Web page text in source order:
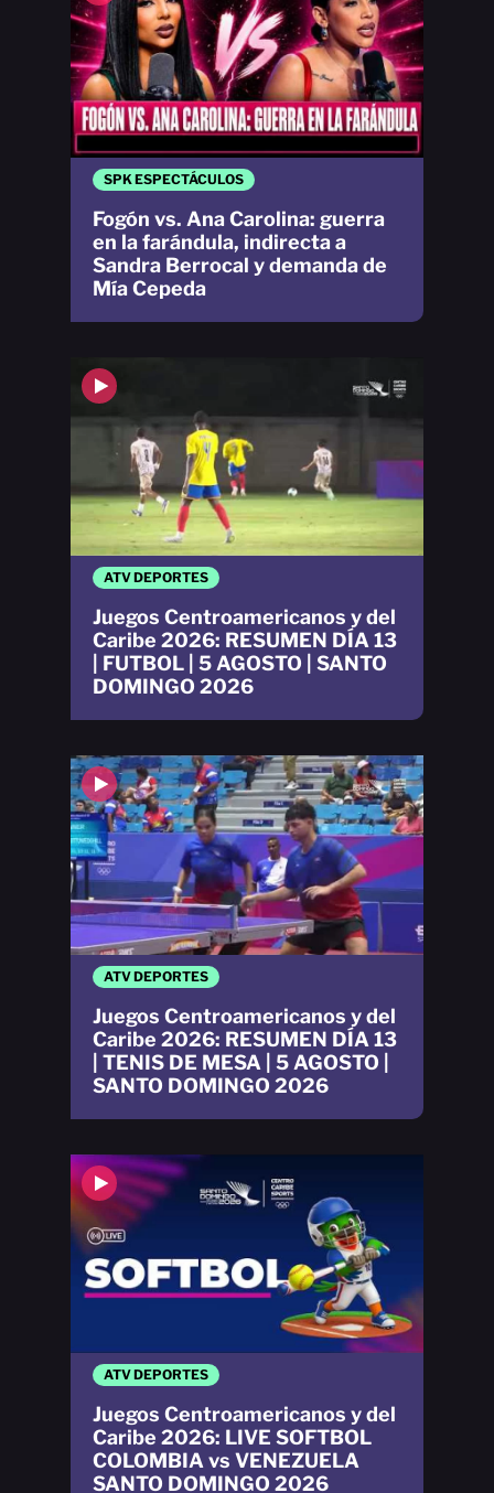
ATV DEPORTES
Juegos Centroamericanos y del
Caribe 2026: RESUMEN DÍA 13
| TENIS DE MESA | 5 AGOSTO |
SANTO DOMINGO 2026
ATV DEPORTES
Juegos Centroamericanos y del
Caribe 2026: RESUMEN DÍA 13
| FUTBOL | 5 AGOSTO | SANTO
DOMINGO 2026
SPK ESPECTÁCULOS
Fogón vs. Ana Carolina: guerra
en la farándula, indirecta a
Sandra Berrocal y demanda de
Mía Cepeda
ATV DEPORTES
Juegos Centroamericanos y del
Caribe 2026: LIVE SOFTBOL
COLOMBIA vs VENEZUELA
SANTO DOMINGO 2026